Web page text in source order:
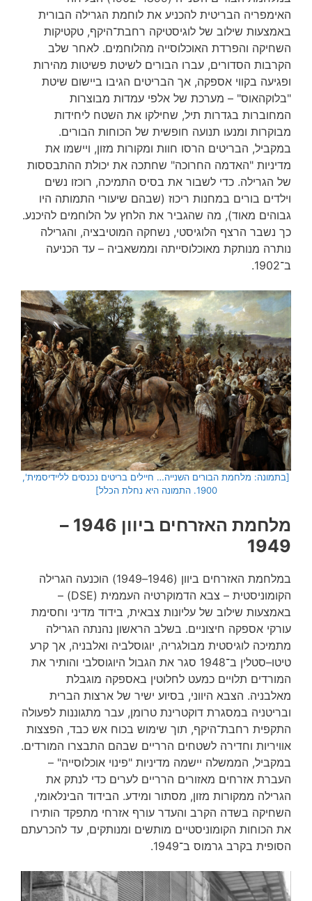
האימפריה הבריטית להכניע את לוחמת הגרילה הבורית
באמצעות שילוב של לוגיסטיקה רחבת־היקף, טקטיקות
השחיקה והפרדת האוכלוסייה מהלוחמים. לאחר שלב
הקרבות הסדורים, עברו הבורים לשיטת פשיטות מהירות
ופגיעה בקווי אספקה, אך הבריטים הגיבו ביישום שיטת
"בלוקהאוס" – מערכת של אלפי עמדות מבוצרות
המחוברות בגדרות תיל, שחילקו את השטח ליחידות
מבוקרות ומנעו תנועה חופשית של הכוחות הבורים.
במקביל, הבריטים הרסו חוות ומקורות מזון, ויישמו את
מדיניות "האדמה החרוכה" שחתכה את יכולת ההתבססות
של הגרילה. כדי לשבור את בסיס התמיכה, רוכזו נשים
וילדים בורים במחנות ריכוז (שבהם שיעורי התמותה היו
גבוהים מאוד), מה שהגביר את הלחץ על הלוחמים להיכנע.
כך נשבר הרצף הלוגיסטי, נשחקה המוטיבציה, והגרילה
נותרה מנותקת מאוכלוסייתה וממשאביה – עד הכניעה
ב־1902.
[בתמונה: מלחמת הבורים השנייה… חיילים בריטים נכנסים לליידיסמית',
1900. התמונה היא נחלת הכלל]
מלחמת האזרחים ביוון 1946 –
1949
במלחמת האזרחים ביוון (1946–1949) הוכנעה הגרילה
הקומוניסטית – צבא הדמוקרטיה העממית (DSE) –
באמצעות שילוב של עליונות צבאית, בידוד מדיני וחסימת
עורקי אספקה חיצוניים. בשלב הראשון נהנתה הגרילה
מתמיכה לוגיסטית מבולגריה, יוגוסלביה ואלבניה, אך קרע
טיטו–סטלין ב־1948 סגר את הגבול היוגוסלבי והותיר את
המורדים תלויים כמעט לחלוטין באספקה מוגבלת
מאלבניה. הצבא היווני, בסיוע ישיר של ארצות הברית
ובריטניה במסגרת דוקטרינת טרומן, עבר מתגוננות לפעולה
התקפית רחבת־היקף, תוך שימוש בכוח אש כבד, הפצצות
אוויריות וחדירה לשטחים הרריים שבהם התבצרו המורדים.
במקביל, הממשלה יישמה מדיניות "פינוי אוכלוסייה" –
העברת אזרחים מאזורים הרריים לערים כדי לנתק את
הגרילה ממקורות מזון, מסתור ומידע. הבידוד הבינלאומי,
השחיקה בשדה הקרב והעדר עורף אזרחי מתפקד הותירו
את הכוחות הקומוניסטיים מותשים ומנותקים, עד להכרעתם
הסופית בקרב גרמוס ב־1949.